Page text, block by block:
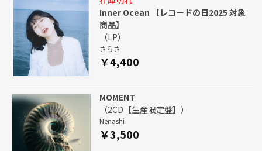
Inner Ocean 【レコードの日2025 対象
商品】
（LP）
さらさ
￥4,400
MOMENT
（2CD【生産限定盤】）
Nenashi
￥3,500